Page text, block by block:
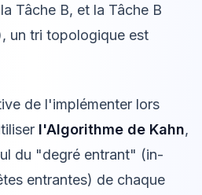
Tâche B, et la Tâche B
un tri topologique est
de l'implémenter lors
l'Algorithme de Kahn,
du "degré entrant" (in-
entrantes) de chaque